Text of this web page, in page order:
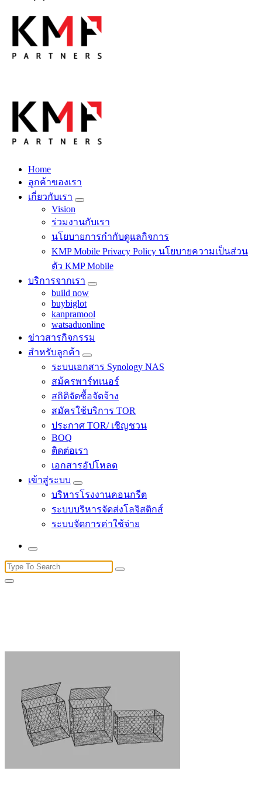
content
กับเรา เพราะโอกาสรอไม่ได้
Fintech สำหรับวงการรับเหมาก่อสร้าง สู่อนาคตที่ดีกว่าไปพร้อม
กับเรา เพราะโอกาสรอไม่ได้
Home
ลูกค้าของเรา
เกี่ยวกับเรา
Vision
ร่วมงานกับเรา
นโยบายการกำกับดูแลกิจการ
KMP Mobile Privacy Policy นโยบายความเป็นส่วน
ตัว KMP Mobile
บริการจากเรา
build now
buybiglot
kanpramool
watsaduonline
ข่าวสารกิจกรรม
สำหรับลูกค้า
ระบบเอกสาร Synology NAS
สม้ครพาร์ทเนอร์
สถิติจัดซื้อจัดจ้าง
สมัครใช้บริการ TOR
ประกาศ TOR/ เชิญชวน
BOQ
ติดต่อเรา
เอกสารอัปโหลด
เข้าสู่ระบบ
บริหารโรงงานคอนกรีต
ระบบบริหารจัดส่งโลจิสติกส์
ระบบจัดการค่าใช้จ่าย
Search
for: